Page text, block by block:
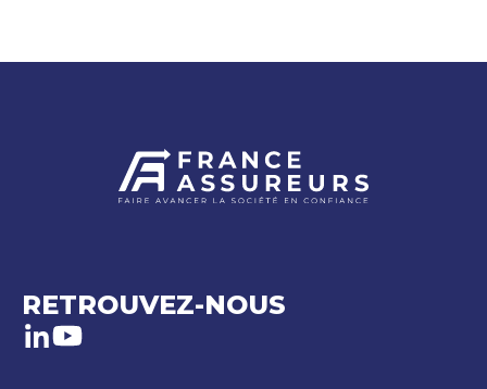
RETROUVEZ-NOUS
LinkedIn
Youtube